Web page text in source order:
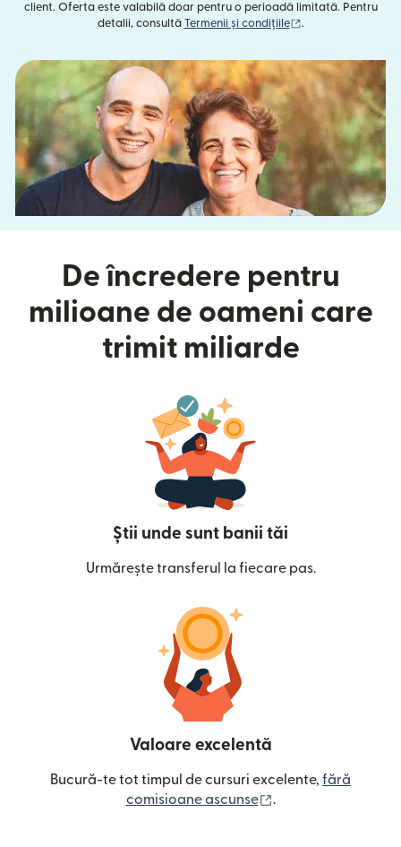
client. Oferta este valabilă doar pentru o perioadă limitată. Pentru
detalii, consultă Termenii și condițiile (se deschide într-
.
De încredere pentru
milioane de oameni care
trimit miliarde
Știi unde sunt banii tăi
Urmărește transferul la fiecare pas.
Valoare excelentă
Bucură-te tot timpul de cursuri excelente, fără
comisioane ascunse
.